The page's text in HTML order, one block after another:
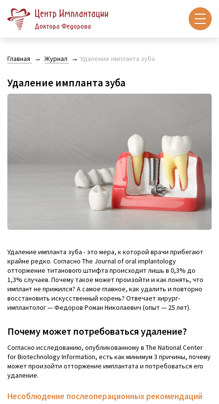
Главная Журнал Удаление импланта зуба
Удаление импланта зуба
Удаление импланта зуба - это мера, к которой врачи прибегают
крайне редко. Согласно The Journal of oral implantology
отторжение титанового штифта происходит лишь в 0,3% до
1,3% случаев. Почему такое может произойти и как понять, что
имплант не прижился? А самое главное, как удалить и повторно
восстановить искусственный корень? Отвечает хирург-
имплантолог — Федоров Роман Николаевич (опыт — 25 лет).
Почему может потребоваться удаление?
Согласно исследованию, опубликованному в The National Center
for Biotechnology Information, есть как минимум 3 причины, почему
может произойти отторжение имплантата и потребоваться его
удаление.
Несоблюдение послеоперационных рекомендаций